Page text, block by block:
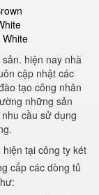
White
hiện nay nhà
cập nhật các
tạo công nhân
những sản
cầu sử dụng
tại công ty két
cấp các dòng tủ